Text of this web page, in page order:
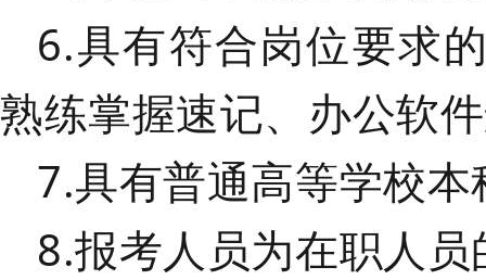
6.具有符合岗位要求
熟练掌握速记、办公软
7.具有普通高等学校
8.报考人员为在职人